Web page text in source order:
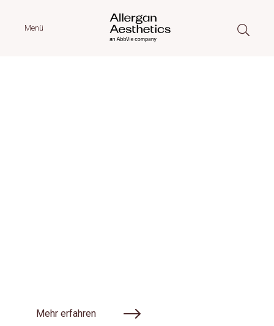
Menü
Mehr erfahren